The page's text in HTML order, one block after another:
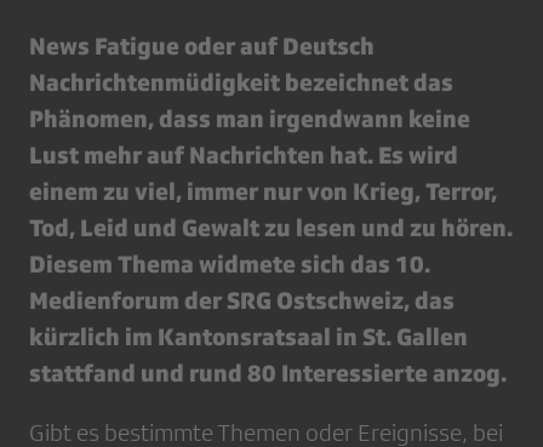
News Fatigue oder auf Deutsch
Nachrichtenmüdigkeit bezeichnet das
Phänomen, dass man irgendwann keine
Lust mehr auf Nachrichten hat. Es wird
einem zu viel, immer nur von Krieg, Terror,
Tod, Leid und Gewalt zu lesen und zu hören.
Diesem Thema widmete sich das 10.
Medienforum der SRG Ostschweiz, das
kürzlich im Kantonsratsaal in St. Gallen
stattfand und rund 80 Interessierte anzog.
Gibt es bestimmte Themen oder Ereignisse, bei